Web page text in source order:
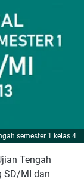
semester 1 kelas 4.
Tengah
SD/MI dan